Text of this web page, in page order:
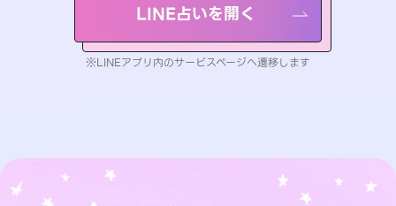
LINE占いを開く
※LINEアプリ内のサービスページへ遷移します